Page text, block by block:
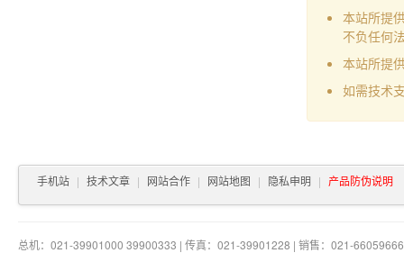
本站所提
不负任何
本站所提
如需技术
手机站 | 技术文章 | 网站合作 | 网站地图 | 隐私申明 | 产品防伪说明
总机：021-39901000 39900333 | 传真：021-39901228 | 销售：021-